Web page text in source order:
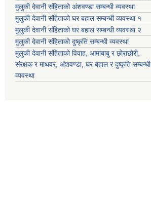
मुलुकी देवानी संहिताको अंशवण्डा सम्बन्धी व्यवस्था
मुलुकी देवानी संहिताको घर बहाल सम्बन्धी व्यवस्था १
मुलुकी देवानी संहिताको घर बहाल सम्बन्धी व्यवस्था २
मुलुकी देवानी संहिताको दुष्कृति सम्बन्धी व्यवस्था
मुलुकी देवानी संहिताको विवाह, आमाबाबु र छोराछोरी,
संरक्षक र माथवर, अंशवण्डा, घर बहाल र दुष्कृति सम्बन्धी
व्यवस्था